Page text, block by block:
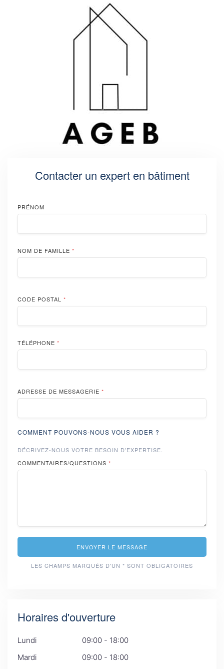
Contacter un expert en bâtiment
PRÉNOM
NOM DE FAMILLE *
CODE POSTAL *
TÉLÉPHONE *
ADRESSE DE MESSAGERIE *
COMMENT POUVONS-NOUS VOUS AIDER ?
DÉCRIVEZ-NOUS VOTRE BESOIN D'EXPERTISE.
COMMENTAIRES/QUESTIONS *
ENVOYER LE MESSAGE
LES CHAMPS MARQUÉS D'UN * SONT OBLIGATOIRES
Horaires d'ouverture
Lundi
09:00 - 18:00
Mardi
09:00 - 18:00